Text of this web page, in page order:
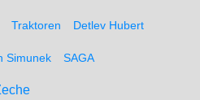
Traktoren Detlev Hubert
Simunek SAGA